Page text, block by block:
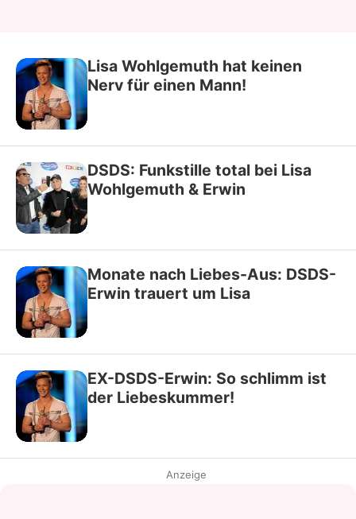
Lisa Wohlgemuth hat keinen
Nerv für einen Mann!
DSDS: Funkstille total bei Lisa
Wohlgemuth & Erwin
Monate nach Liebes-Aus: DSDS-
Erwin trauert um Lisa
EX-DSDS-Erwin: So schlimm ist
der Liebeskummer!
Anzeige